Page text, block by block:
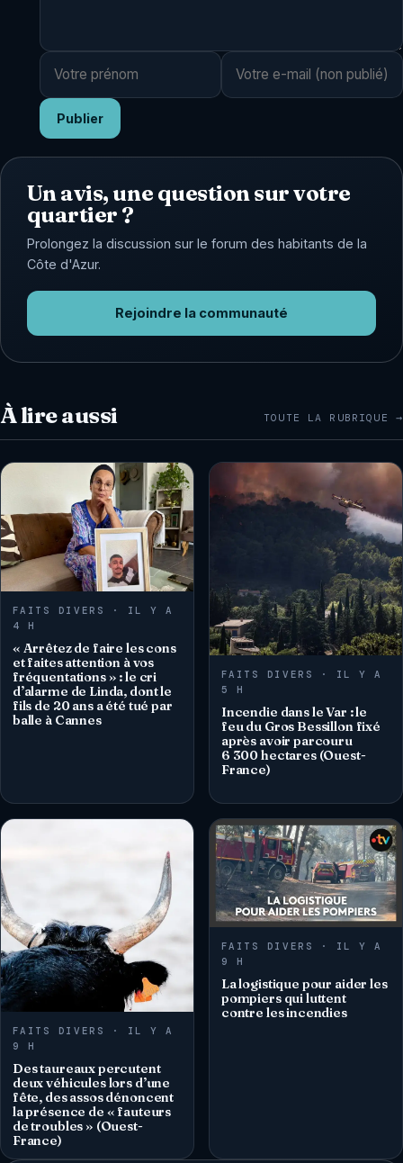
Publier
Un avis, une question sur votre
quartier ?
Prolongez la discussion sur le forum des habitants de la
Côte d'Azur.
Rejoindre la communauté
À lire aussi TOUTE LA RUBRIQUE →
FAITS DIVERS · IL Y A
4 H
« Arrêtez de faire les cons
et faites attention à vos
fréquentations » : le cri
d’alarme de Linda, dont le
fils de 20 ans a été tué par
balle à Cannes
FAITS DIVERS · IL Y A
5 H
Incendie dans le Var : le
feu du Gros Bessillon fixé
après avoir parcouru
6 300 hectares (Ouest-
France)
FAITS DIVERS · IL Y A
9 H
Des taureaux percutent
deux véhicules lors d’une
fête, des assos dénoncent
la présence de « fauteurs
de troubles » (Ouest-
France)
FAITS DIVERS · IL Y A
9 H
La logistique pour aider les
pompiers qui luttent
contre les incendies